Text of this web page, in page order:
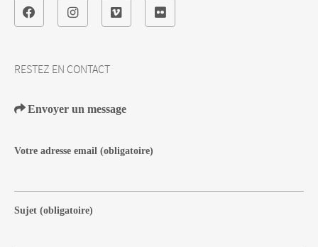
RESTEZ EN CONTACT
Envoyer un message
Votre adresse email (obligatoire)
Sujet (obligatoire)